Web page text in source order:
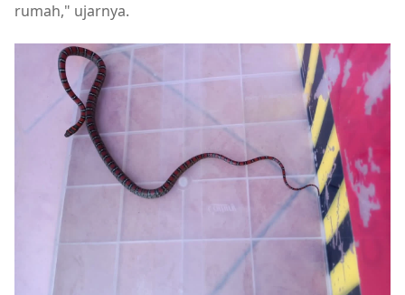
rumah," ujarnya.